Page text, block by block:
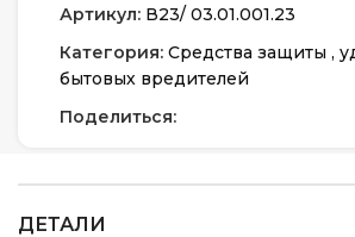
Артикул: В23/ 03.01.001.23
Категория: Средства защиты ,
бытовых вредителей
Поделиться:
ДЕТАЛИ